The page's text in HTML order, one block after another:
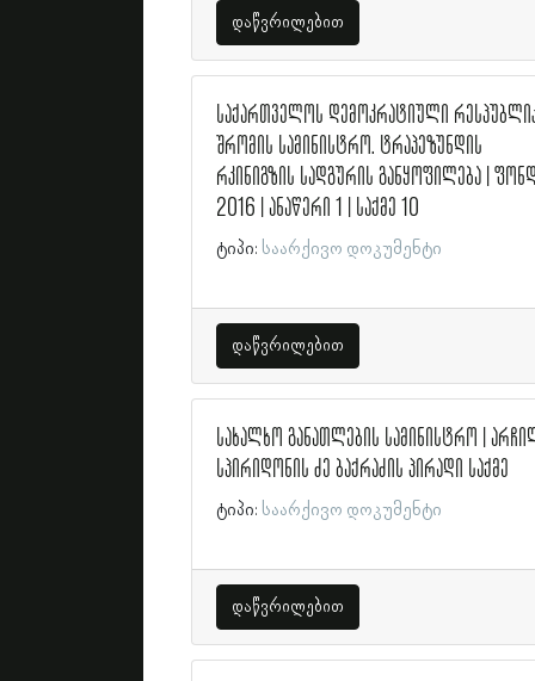
დაწვრილებით
საქართველოს დემოკრატიული
შრომის სამინისტრო. ტრაპეზუნდის
რკინიგზის სადგურის განყოფილება |
2016 | ანაწერი 1 | საქმე 10
ტიპი: საარქივო დოკუმენტი
დაწვრილებით
სახალხო განათლების სამინისტრო |
სპირიდონის ძე ბაქრაძის პირადი საქმე
ტიპი: საარქივო დოკუმენტი
დაწვრილებით